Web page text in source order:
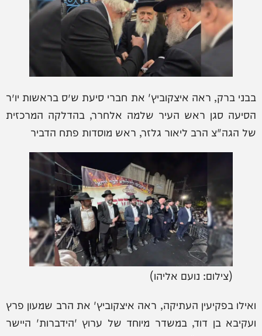
בבני ברק, ראה איצקוביץ' את חברי סיעת ש״ס בראשות יו״ר
הסיעה סגן ראש העיר שלמה אלחרר, בהדלקה המרכזית
של הגה"צ הרב ליאור גלזר, ראש מוסדות פתח הדביר
(צילום: נועם אליהו)
ואילו בפקיעין העתיקה, ראה איצקוביץ' את הרב שמעון פרץ
ועקיבא בן דוד, במשדר מיוחד של ערוץ 'הידברות' היישר